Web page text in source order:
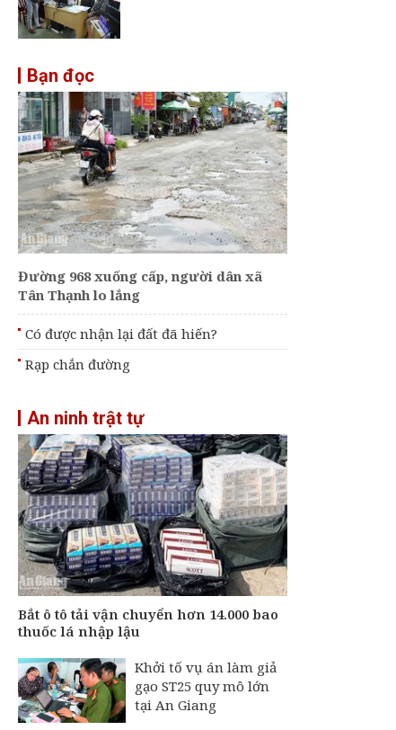
Bạn đọc
Đường 968 xuống cấp, người dân xã
Tân Thạnh lo lắng
Có được nhận lại đất đã hiến?
Rạp chắn đường
An ninh trật tự
Bắt ô tô tải vận chuyển hơn 14.000 bao
thuốc lá nhập lậu
Khởi tố vụ án làm giả
gạo ST25 quy mô lớn
tại An Giang